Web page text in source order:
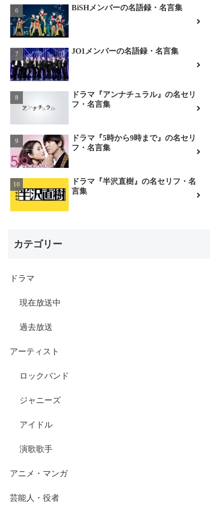
BiSHメンバーの名語録・名言集
JO1メンバーの名語録・名言集
ドラマ『アンナチュラル』の名セリ
フ・名言集
ドラマ『5時から9時まで』の名セリ
フ・名言集
ドラマ『半沢直樹』の名セリフ・名
言集
カテゴリー
ドラマ
現在放送中
過去放送
アーティスト
ロックバンド
ジャニーズ
アイドル
演歌歌手
アニメ・マンガ
芸能人・役者